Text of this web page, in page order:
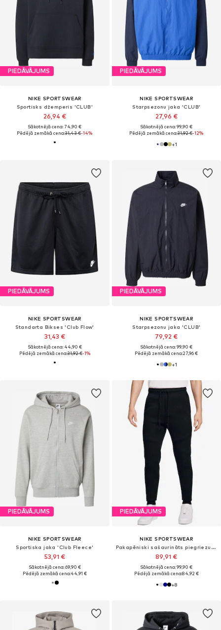
PIEDĀVĀJUMS
NIKE SPORTSWEAR
Sportisks džemperis 'CLUB'
26,94 €
Sākotnējā cena: 74,90 €
Pēdējā zemākā cena:31,43 €-14%
PIEDĀVĀJUMS
NIKE SPORTSWEAR
Starpsezonu jaka 'CLUB'
27,96 €
Sākotnējā cena: 99,90 €
Pēdējā zemākā cena:31,92 €-12%
+1
PIEDĀVĀJUMS
NIKE SPORTSWEAR
Standarta Bikses 'Club Flow'
31,43 €
Sākotnējā cena: 44,90 €
Pēdējā zemākā cena:31,92 €-1%
PIEDĀVĀJUMS
NIKE SPORTSWEAR
Starpsezonu jaka 'CLUB'
79,92 €
Sākotnējā cena: 99,90 €
Pēdējā zemākā cena:27,96 €
+1
PIEDĀVĀJUMS
NIKE SPORTSWEAR
Sportiska jaka 'Club Fleece'
53,91 €
Sākotnējā cena: 69,90 €
Pēdējā zemākā cena:44,91 €
PIEDĀVĀJUMS
NIKE SPORTSWEAR
Pakapēniski sašaurināts piegriezums Bikses 'Tech Fleece'
89,91 €
Sākotnējā cena: 99,90 €
Pēdējā zemākā cena:84,92 €
+8